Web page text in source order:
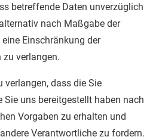
betreffende Daten unverzüglich
nach Maßgabe der
Einschränkung der
zu verlangen.
verlangen, dass die Sie
Sie uns bereitgestellt haben nach
Vorgaben zu erhalten und
Verantwortliche zu fordern.